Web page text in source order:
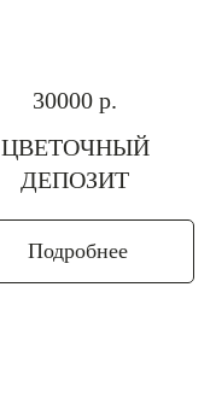
30000 р.
ЦВЕТОЧНЫЙ
ДЕПОЗИТ
Подробнее